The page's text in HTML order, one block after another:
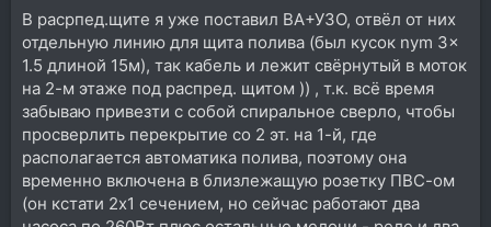
В расрпед.щите я уже поставил ВА+УЗО, отвёл от них
отдельную линию для щита полива (был кусок nym 3x
1.5 длиной 15м), так кабель и лежит свёрнутый в моток
на 2-м этаже под распред. щитом )) , т.к. всё время
забываю привезти с собой спиральное сверло, чтобы
просверлить перекрытие со 2 эт. на 1-й, где
располагается автоматика полива, поэтому она
временно включена в близлежащую розетку ПВС-ом
(он кстати 2х1 сечением, но сейчас работают два